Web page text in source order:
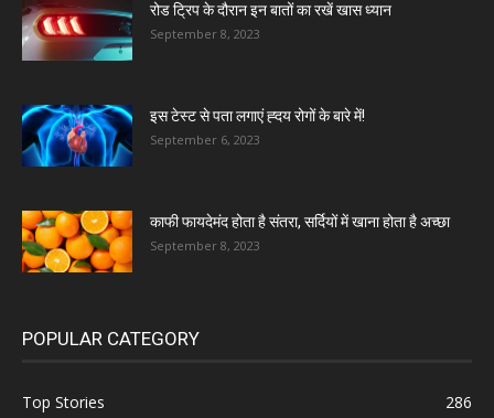
रोड ट्रिप के दौरान इन बातों का रखें खास ध्यान
September 8, 2023
इस टेस्ट से पता लगाएं ह्दय रोगों के बारे में!
September 6, 2023
काफी फायदेमंद होता है संतरा, सर्दियों में खाना होता है अच्छा
September 8, 2023
POPULAR CATEGORY
Top Stories
286